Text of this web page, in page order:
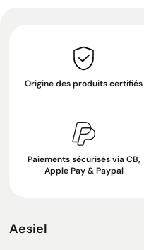
Origine des produits certifiés
Paiements sécurisés via CB,
Apple Pay & Paypal
Aesiel